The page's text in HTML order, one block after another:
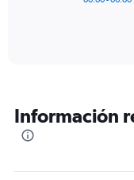
categories.
The
Información